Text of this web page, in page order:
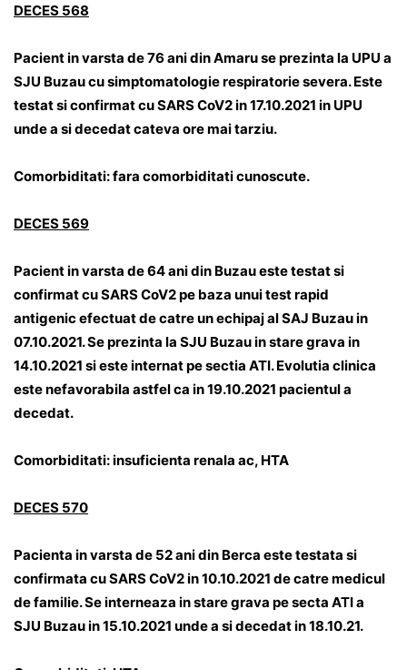
DECES 568
Pacient in varsta de 76 ani din Amaru se prezinta la UPU a
SJU Buzau cu simptomatologie respiratorie severa. Este
testat si confirmat cu SARS CoV2 in 17.10.2021 in UPU
unde a si decedat cateva ore mai tarziu.
Comorbiditati: fara comorbiditati cunoscute.
DECES 569
Pacient in varsta de 64 ani din Buzau este testat si
confirmat cu SARS CoV2 pe baza unui test rapid
antigenic efectuat de catre un echipaj al SAJ Buzau in
07.10.2021. Se prezinta la SJU Buzau in stare grava in
14.10.2021 si este internat pe sectia ATI. Evolutia clinica
este nefavorabila astfel ca in 19.10.2021 pacientul a
decedat.
Comorbiditati: insuficienta renala ac, HTA
DECES 570
Pacienta in varsta de 52 ani din Berca este testata si
confirmata cu SARS CoV2 in 10.10.2021 de catre medicul
de familie. Se interneaza in stare grava pe secta ATI a
SJU Buzau in 15.10.2021 unde a si decedat in 18.10.21.